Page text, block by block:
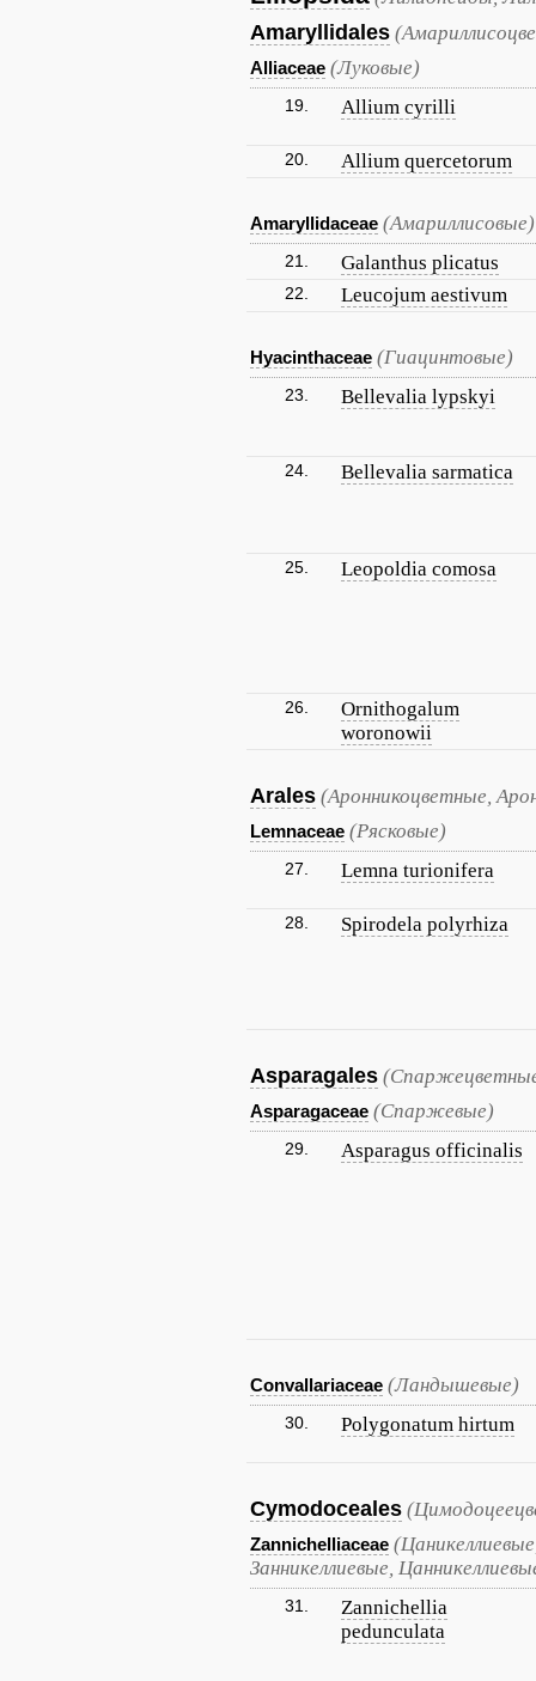
Amaryllidales
Alliaceae (Луковые)
19. Allium cyrilli
20. Allium quercetorum
Amaryllidaceae (Амариллисовые)
21. Galanthus plicatus
22. Leucojum aestivum
Hyacinthaceae (Гиацинтовые)
23. Bellevalia lypskyi
24. Bellevalia sarmatica
25. Leopoldia comosa
26.
Ornithogalum
woronowii
Arales (Аронникоцветные,
Lemnaceae (Рясковые)
27. Lemna turionifera
28. Spirodela polyrhiza
Asparagales
Asparagaceae (Спаржевые)
29. Asparagus officinalis
Convallariaceae (Ландышевые)
30. Polygonatum hirtum
Cymodoceales
Zannichelliaceae
Занникеллиевые,
31.
Zannichellia
pedunculata